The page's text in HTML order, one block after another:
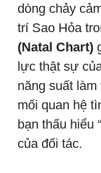
dòng chảy
trí Sao Hỏa
(Natal Chart)
lực thật sự
năng suất
mối quan hệ
bạn thấu hiểu
của đối tác.